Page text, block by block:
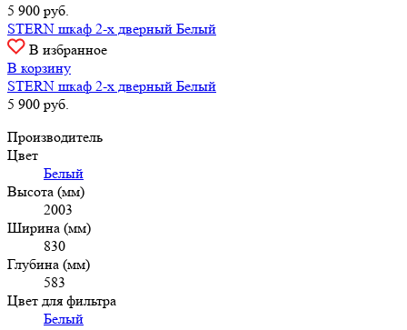
5 900 руб.
STERN шкаф 2-х дверный Белый
В избранное
В корзину
STERN шкаф 2-х дверный Белый
5 900 руб.
Производитель
Цвет
Белый
Высота (мм)
2003
Ширина (мм)
830
Глубина (мм)
583
Цвет для фильтра
Белый